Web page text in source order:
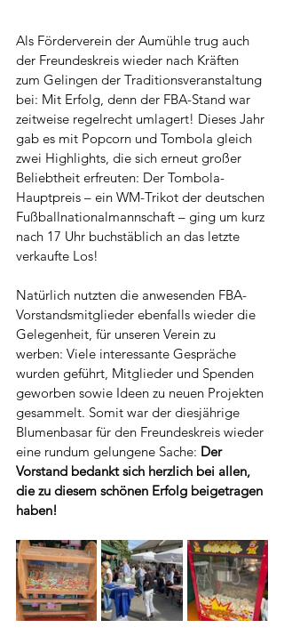
Als Förderverein der Aumühle trug auch
der Freundeskreis wieder nach Kräften
zum Gelingen der Traditionsveranstaltung
bei: Mit Erfolg, denn der FBA-Stand war
zeitweise regelrecht umlagert! Dieses Jahr
gab es mit Popcorn und Tombola gleich
zwei Highlights, die sich erneut großer
Beliebtheit erfreuten: Der Tombola-
Hauptpreis – ein WM-Trikot der deutschen
Fußballnationalmannschaft – ging um kurz
nach 17 Uhr buchstäblich an das letzte
verkaufte Los!
Natürlich nutzten die anwesenden FBA-
Vorstandsmitglieder ebenfalls wieder die
Gelegenheit, für unseren Verein zu
werben: Viele interessante Gespräche
wurden geführt, Mitglieder und Spenden
geworben sowie Ideen zu neuen Projekten
gesammelt. Somit war der diesjährige
Blumenbasar für den Freundeskreis wieder
eine rundum gelungene Sache: Der
Vorstand bedankt sich herzlich bei allen,
die zu diesem schönen Erfolg beigetragen
haben!